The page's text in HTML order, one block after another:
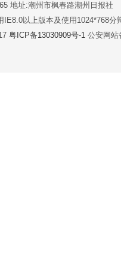
地址:潮州市枫春路潮州日报社
以上版本及使用1024*768分
粤ICP备13030909号-1 公安网站